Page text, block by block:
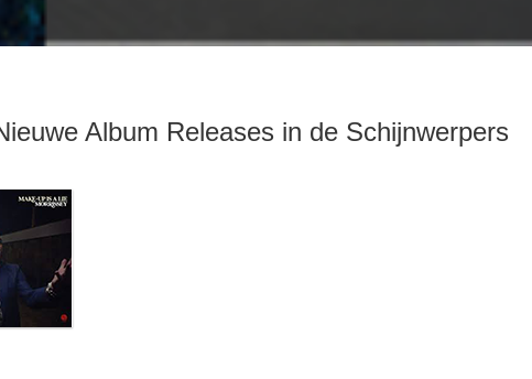
Album Releases in de Schijnwerpers